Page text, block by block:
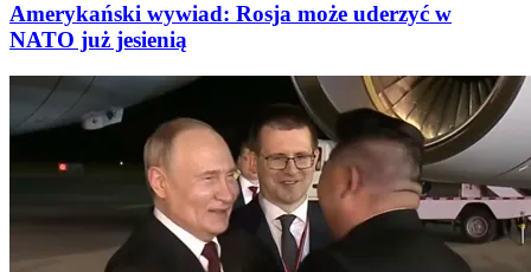
Amerykański wywiad: Rosja może uderzyć w
NATO już jesienią